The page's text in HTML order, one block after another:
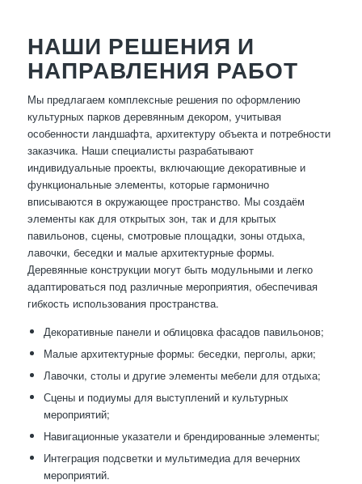
НАШИ РЕШЕНИЯ И
НАПРАВЛЕНИЯ РАБОТ
Мы предлагаем комплексные решения по оформлению
культурных парков деревянным декором, учитывая
особенности ландшафта, архитектуру объекта и потребности
заказчика. Наши специалисты разрабатывают
индивидуальные проекты, включающие декоративные и
функциональные элементы, которые гармонично
вписываются в окружающее пространство. Мы создаём
элементы как для открытых зон, так и для крытых
павильонов, сцены, смотровые площадки, зоны отдыха,
лавочки, беседки и малые архитектурные формы.
Деревянные конструкции могут быть модульными и легко
адаптироваться под различные мероприятия, обеспечивая
гибкость использования пространства.
Декоративные панели и облицовка фасадов павильонов;
Малые архитектурные формы: беседки, перголы, арки;
Лавочки, столы и другие элементы мебели для отдыха;
Сцены и подиумы для выступлений и культурных
мероприятий;
Навигационные указатели и брендированные элементы;
Интеграция подсветки и мультимедиа для вечерних
мероприятий.